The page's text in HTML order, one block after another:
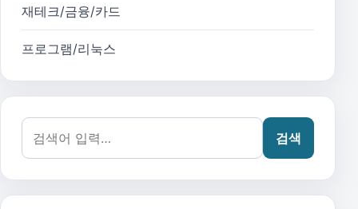
재테크/금융/카드
프로그램/리눅스
검색어:
검색